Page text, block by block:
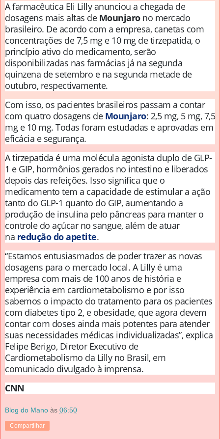
A farmacêutica Eli Lilly anunciou a chegada de
dosagens mais altas de Mounjarono mercado
brasileiro. De acordo com a empresa, canetas com
concentrações de 7,5 mg e 10 mg de tirzepatida, o
princípio ativo do medicamento, serão
disponibilizadas nas farmácias já na segunda
quinzena de setembro e na segunda metade de
outubro, respectivamente.
Com isso, os pacientes brasileiros passam a contar
com quatro dosagens de Mounjaro: 2,5 mg, 5 mg, 7,5
mg e 10 mg. Todas foram estudadas e aprovadas em
eficácia e segurança.
A tirzepatida é uma molécula agonista duplo de GLP-
1 e GIP, hormônios gerados no intestino e liberados
depois das refeições. Isso significa que o
medicamento tem a capacidade de estimular a ação
tanto do GLP-1 quanto do GIP, aumentando a
produção de insulina pelo pâncreas para manter o
controle do açúcar no sangue, além de atuar
na redução do apetite.
“Estamos entusiasmados de poder trazer as novas
dosagens para o mercado local. A Lilly é uma
empresa com mais de 100 anos de história e
experiência em cardiometabolismo e por isso
sabemos o impacto do tratamento para os pacientes
com diabetes tipo 2, e obesidade, que agora devem
contar com doses ainda mais potentes para atender
suas necessidades médicas individualizadas”, explica
Felipe Berigo, Diretor Executivo de
Cardiometabolismo da Lilly no Brasil, em
comunicado divulgado à imprensa.
CNN
Blog do Mano às 06:50
Compartilhar